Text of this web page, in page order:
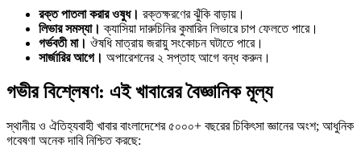
রক্ত পাতলা করার ওষুধ। রক্তক্ষরণের ঝুঁকি বাড়ায়।
লিভার সমস্যা। ক্যাসিয়া দারুচিনির কুমারিন লিভারে চাপ ফেলতে পারে।
গর্ভবতী মা। ঔষধি মাত্রায় জরায়ু সংকোচন ঘটাতে পারে।
সার্জারির আগে। অপারেশনের ২ সপ্তাহ আগে বন্ধ করুন।
গভীর বিশ্লেষণ: এই খাবারের বৈজ্ঞানিক মূল্য
স্থানীয় ও ঐতিহ্যবাহী খাবার বাংলাদেশের ৫০০০+ বছরের চিকিৎসা জ্ঞানের অংশ; আধুনিক
গবেষণা অনেক দাবি নিশ্চিত করছে: